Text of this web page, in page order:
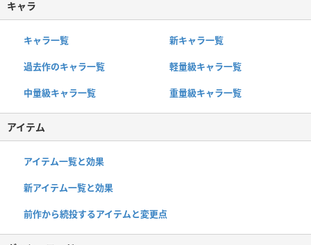
キャラ
キャラ一覧 新キャラ一覧
過去作のキャラ一覧 軽量級キャラ一覧
中量級キャラ一覧 重量級キャラ一覧
アイテム
アイテム一覧と効果
新アイテム一覧と効果
前作から続投するアイテムと変更点